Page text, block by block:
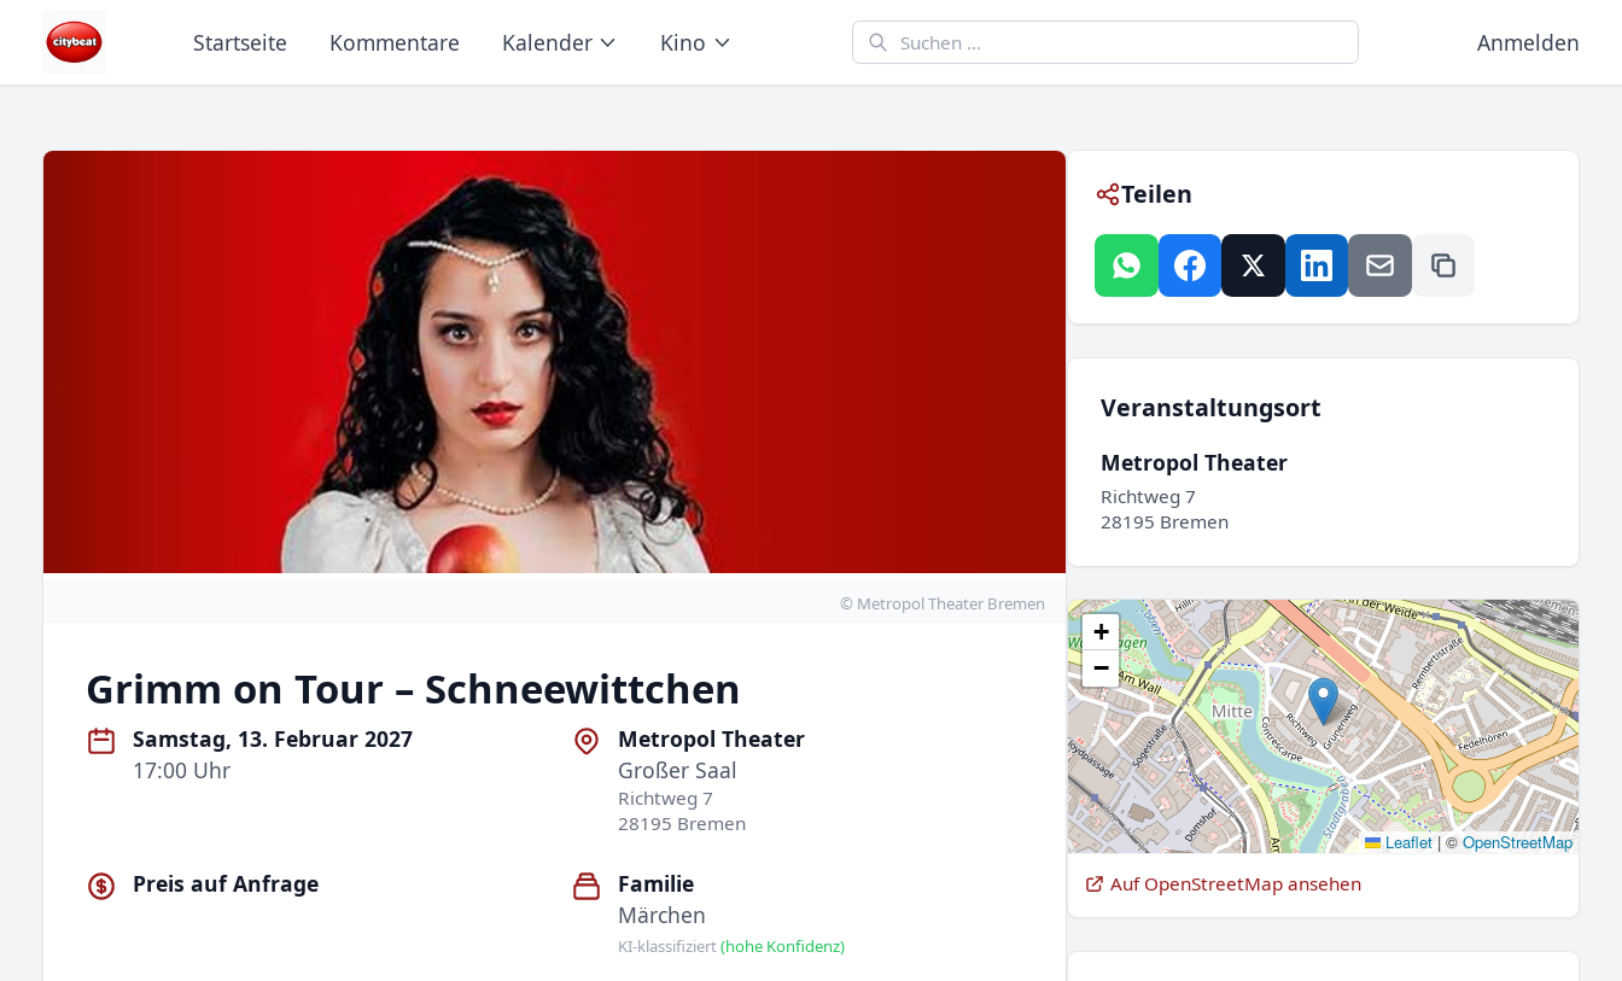
Startseite Kommentare Kalender Kino Anmelden
© Metropol Theater Bremen
Grimm on Tour – Schneewittchen
Samstag, 13. Februar 2027
17:00 Uhr
Metropol Theater
Großer Saal
Richtweg 7
28195 Bremen
Preis auf Anfrage
Familie
Märchen
KI-klassifiziert(hohe Konfidenz)
Teilen
Veranstaltungsort
Metropol Theater
Richtweg 7
28195 Bremen
+
−
Leaflet |©OpenStreetMap
Auf OpenStreetMap ansehen